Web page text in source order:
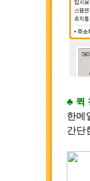
♣ 퀵
한메
간단